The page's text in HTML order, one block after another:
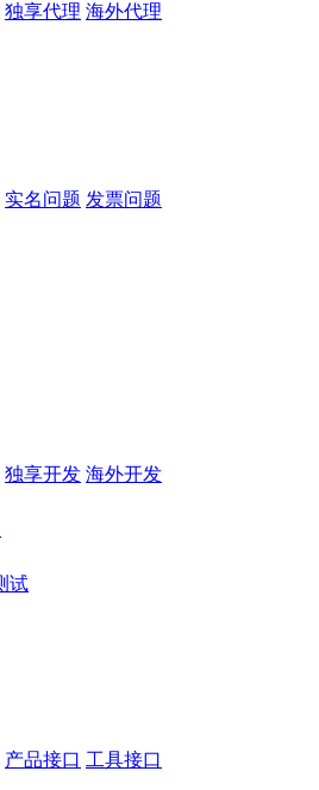
独享代理 海外代理
实名问题 发票问题
独享开发 海外开发
试
产品接口 工具接口